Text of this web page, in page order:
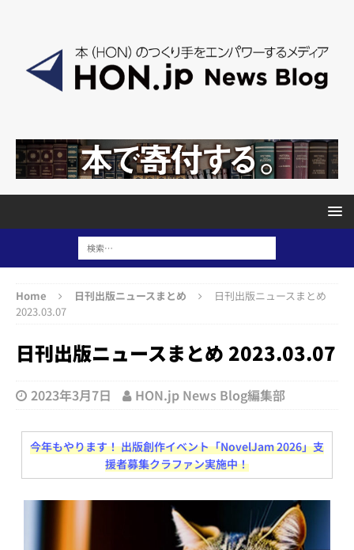
Home 日刊出版ニュースまとめ
日刊出版ニュースまとめ
2023.03.07
日刊出版ニュースまとめ 2023.03.07
2023年3月7日 HON.jp News Blog編集部
今年もやります！ 出版創作イベント「NovelJam 2026」支
援者募集クラファン実施中！